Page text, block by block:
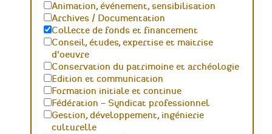
Animation, événement, sensibilisation
Archives / Documentation
Collecte de fonds et financement
Conseil, études, expertise et maitrise
d'oeuvre
Conservation du patrimoine et archéologie
Edition et communication
Formation initiale et continue
Fédération – Syndicat professionnel
Gestion, développement, ingénierie
culturelle